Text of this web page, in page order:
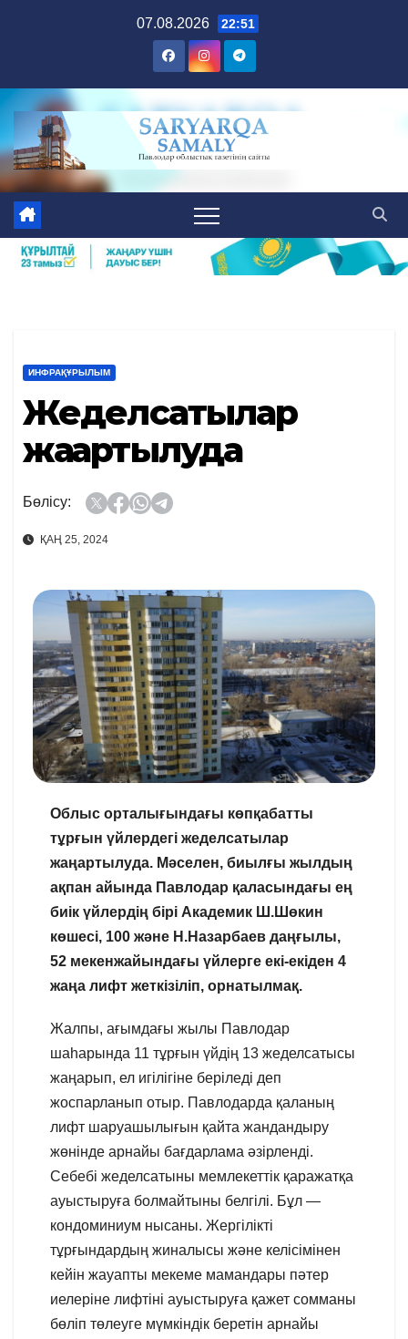
07.08.2026 22:51
ИНФРАҚҰРЫЛЫМ
Жеделсатылар
жаңартылуда
Бөлісу:
ҚАҢ 25, 2024
Облыс орталығындағы көпқабатты
тұрғын үйлердегі жеделсатылар
жаңартылуда. Мәселен, биылғы жылдың
ақпан айында Павлодар қаласындағы ең
биік үйлердің бірі Академик Ш.Шөкин
көшесі, 100 және Н.Назарбаев даңғылы,
52 мекенжайындағы үйлерге екі-екіден 4
жаңа лифт жеткізіліп, орнатылмақ.
Жалпы, ағымдағы жылы Павлодар
шаһарында 11 тұрғын үйдің 13 жеделсатысы
жаңарып, ел игілігіне беріледі деп
жоспарланып отыр. Павлодарда қаланың
лифт шаруашылығын қайта жандандыру
жөнінде арнайы бағдарлама әзірленді.
Себебі жеделсатыны мемлекеттік қаражатқа
ауыстыруға болмайтыны белгілі. Бұл —
кондоминиум нысаны. Жергілікті
тұрғындардың жиналысы және келісімінен
кейін жауапты мекеме мамандары пәтер
иелеріне лифтіні ауыстыруға қажет сомманы
бөліп төлеуге мүмкіндік беретін арнайы